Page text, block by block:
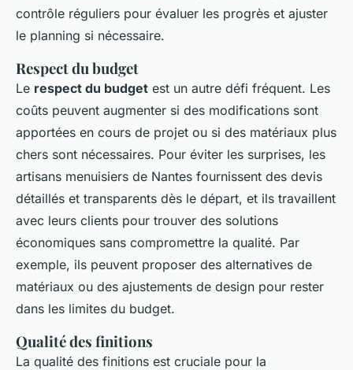
contrôle réguliers pour évaluer les progrès et ajuster
le planning si nécessaire.
Respect du budget
Le respect du budget est un autre défi fréquent. Les
coûts peuvent augmenter si des modifications sont
apportées en cours de projet ou si des matériaux plus
chers sont nécessaires. Pour éviter les surprises, les
artisans menuisiers de Nantes fournissent des devis
détaillés et transparents dès le départ, et ils travaillent
avec leurs clients pour trouver des solutions
économiques sans compromettre la qualité. Par
exemple, ils peuvent proposer des alternatives de
matériaux ou des ajustements de design pour rester
dans les limites du budget.
Qualité des finitions
La qualité des finitions est cruciale pour la